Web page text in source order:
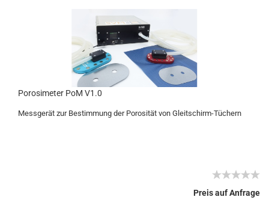
Porosimeter PoM V1.0
Messgerät zur Bestimmung der Porosität von Gleitschirm-Tüchern
Preis auf Anfrage